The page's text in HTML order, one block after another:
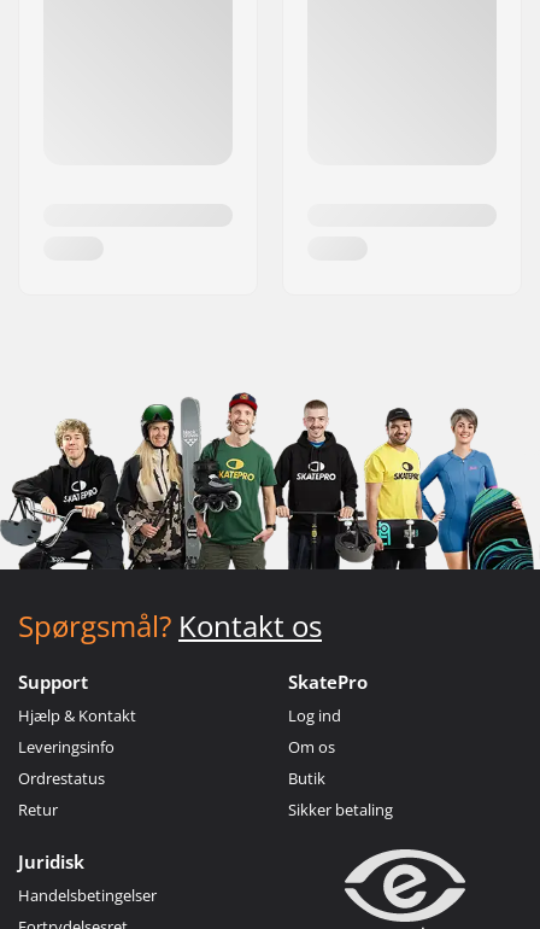
Spørgsmål? Kontakt os
Support
Hjælp & Kontakt
Leveringsinfo
Ordrestatus
Retur
SkatePro
Log ind
Om os
Butik
Sikker betaling
Juridisk
Handelsbetingelser